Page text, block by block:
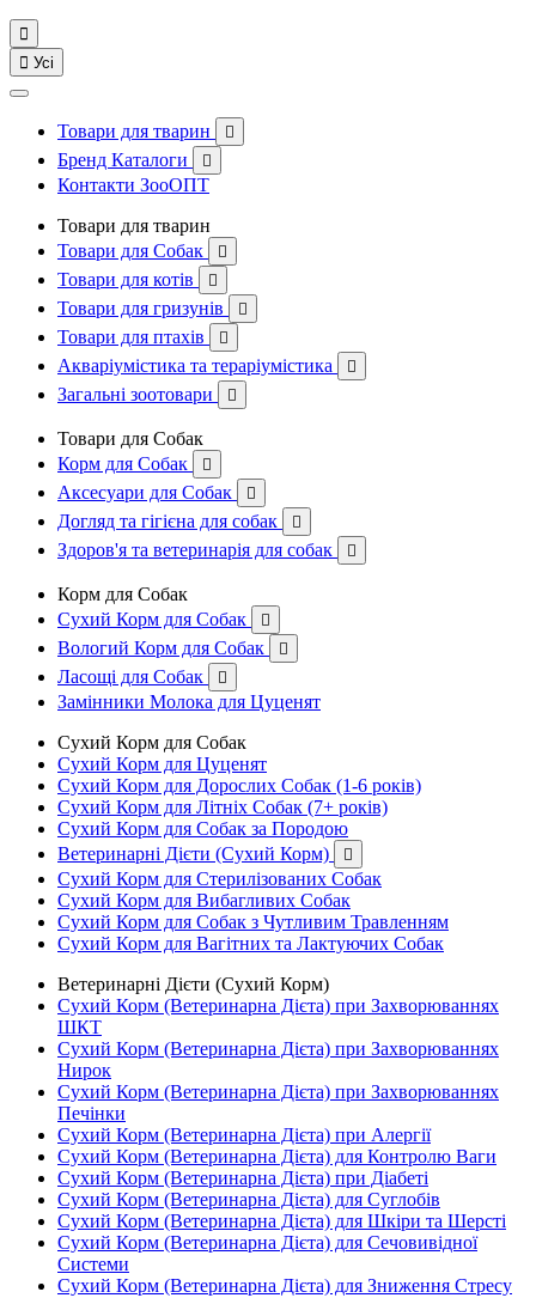

 Усі
Товари для тварин 
Бренд Каталоги 
Контакти ЗооОПТ
Товари для тварин
Товари для Собак

Товари для котів 
Товари для гризунів 
Товари для птахів 
Акваріумістика та тераріумістика 
Загальні зоотовари 
Товари для Собак
Корм для Собак

Аксесуари для Собак 
Догляд та гігієна для собак 
Здоров'я та ветеринарія для собак 
Корм для Собак
Сухий Корм для Собак

Вологий Корм для Собак 
Ласощі для Собак 
Замінники Молока для Цуценят
Сухий Корм для Собак
Сухий Корм для Цуценят
Сухий Корм для Дорослих Собак (1-6 років)
Сухий Корм для Літніх Собак (7+ років)
Сухий Корм для Собак за Породою
Ветеринарні Дієти (Сухий Корм)

Сухий Корм для Стерилізованих Собак
Сухий Корм для Вибагливих Собак
Сухий Корм для Собак з Чутливим Травленням
Сухий Корм для Вагітних та Лактуючих Собак
Ветеринарні Дієти (Сухий Корм)
Сухий Корм (Ветеринарна Дієта) при Захворюваннях
ШКТ
Сухий Корм (Ветеринарна Дієта) при Захворюваннях
Нирок
Сухий Корм (Ветеринарна Дієта) при Захворюваннях
Печінки
Сухий Корм (Ветеринарна Дієта) при Алергії
Сухий Корм (Ветеринарна Дієта) для Контролю Ваги
Сухий Корм (Ветеринарна Дієта) при Діабеті
Сухий Корм (Ветеринарна Дієта) для Суглобів
Сухий Корм (Ветеринарна Дієта) для Шкіри та Шерсті
Сухий Корм (Ветеринарна Дієта) для Сечовивідної
Системи
Сухий Корм (Ветеринарна Дієта) для Зниження Стресу